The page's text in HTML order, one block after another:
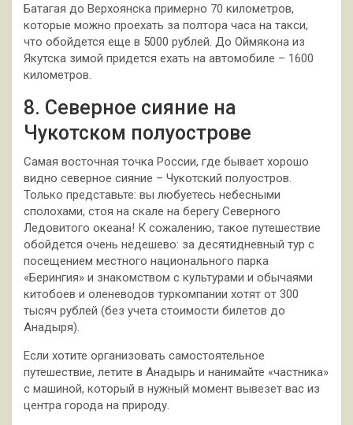
Батагая до Верхоянска примерно 70 километров,
которые можно проехать за полтора часа на такси,
что обойдется еще в 5000 рублей. До Оймякона из
Якутска зимой придется ехать на автомобиле – 1600
километров.
8. Северное сияние на
Чукотском полуострове
Самая восточная точка России, где бывает хорошо
видно северное сияние – Чукотский полуостров.
Только представьте: вы любуетесь небесными
сполохами, стоя на скале на берегу Северного
Ледовитого океана! К сожалению, такое путешествие
обойдется очень недешево: за десятидневный тур с
посещением местного национального парка
«Берингия» и знакомством с культурами и обычаями
китобоев и оленеводов туркомпании хотят от 300
тысяч рублей (без учета стоимости билетов до
Анадыря).
Если хотите организовать самостоятельное
путешествие, летите в Анадырь и нанимайте «частника»
с машиной, который в нужный момент вывезет вас из
центра города на природу.